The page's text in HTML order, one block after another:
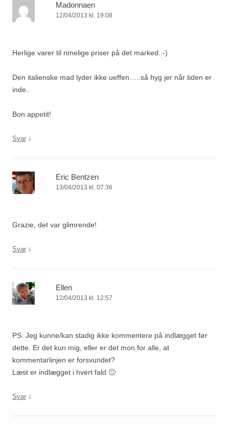
Madonnaen
12/04/2013 kl. 19:08
Herlige varer til rimelige priser på det marked.:-)
Den italienske mad lyder ikke ueffen…..så hyg jer når tiden er
inde..
Bon appetit!
Svar ↓
Eric Bentzen
13/04/2013 kl. 07:36
Grazie, det var glimrende!
Svar ↓
Ellen
12/04/2013 kl. 12:57
PS: Jeg kunne/kan stadig ikke kommentere på indlægget før
dette. Er det kun mig, eller er det mon for alle, at
kommentarlinjen er forsvundet?
Læst er indlægget i hvert fald 🙂
Svar ↓